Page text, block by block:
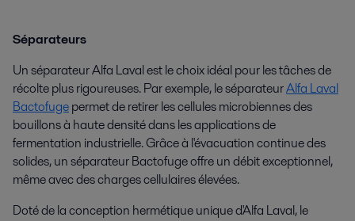
Séparateurs
Un séparateur Alfa Laval est le choix idéal pour les tâches de
récolte plus rigoureuses. Par exemple, le séparateurAlfa Laval
Bactofugepermet de retirer les cellules microbiennes des
bouillons à haute densité dans les applications de
fermentation industrielle. Grâce à l'évacuation continue des
solides, un séparateurBactofugeoffre un débit exceptionnel,
même avec des charges cellulaires élevées.
Doté de la conception hermétique unique d'Alfa Laval, le